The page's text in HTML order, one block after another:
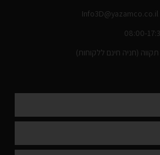
Info3D@yazamco.co.il